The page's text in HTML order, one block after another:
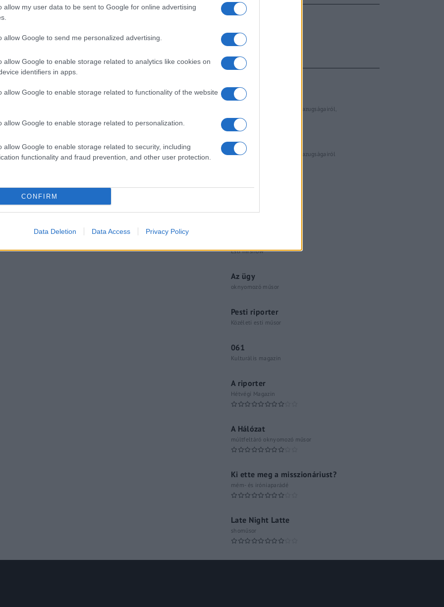
allow my user data to be sent to Google for online advertising
allow Google to send me personalized advertising.
allow Google to enable storage related to analytics like cookies on
identifiers in apps.
allow Google to enable storage related to functionality of the website
allow Google to enable storage related to personalization.
allow Google to enable storage related to security, including
functionality and fraud prevention, and other user protection.
CONFIRM
Data Deletion Data Access Privacy Policy
FŐCÍM
AJÁNLOTT VIDEÓK
Libernyákok
elemző műsor a baloldal hazugságairól
Görbe tükör a baloldalról
Számok és tények
elemző műsor a baloldal hazugságairól
talk-show
Hópelyhek olvadása
Esti hírshow
Az ügy
oknyomozó műsor
Pesti riporter
Közéleti esti műsor
061
Kulturális magazin
A riporter
Hétvégi Magazin
A Hálózat
múltfeltáró oknyomozó műsor
Ki ette meg a misszionáriust?
mém- és iróniaparádé
Late Night Latte
shoműsor